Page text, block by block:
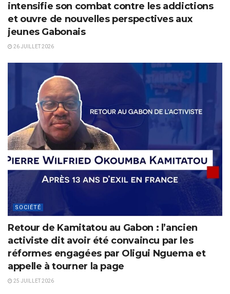
intensifie son combat contre les addictions
et ouvre de nouvelles perspectives aux
jeunes Gabonais
26 JUILLET 2026
SOCIÉTÉ
Retour de Kamitatou au Gabon : l’ancien
activiste dit avoir été convaincu par les
réformes engagées par Oligui Nguema et
appelle à tourner la page
25 JUILLET 2026